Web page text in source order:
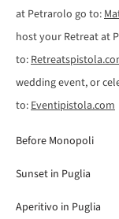
at Petrarolo go to:
host your Retreat at
to:
wedding event, or
to:Eventipistola.com
Before Monopoli
Sunset in Puglia
Aperitivo in Puglia